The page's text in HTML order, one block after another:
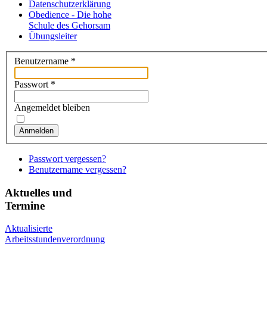
Datenschutzerklärung
Obedience - Die hohe
Schule des Gehorsam
Übungsleiter
Benutzername *
Passwort *
Angemeldet bleiben
Anmelden
Passwort vergessen?
Benutzername vergessen?
Aktuelles und
Termine
Aktualisierte
Arbeitsstundenverordnung